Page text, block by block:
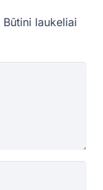
Būtini laukeliai